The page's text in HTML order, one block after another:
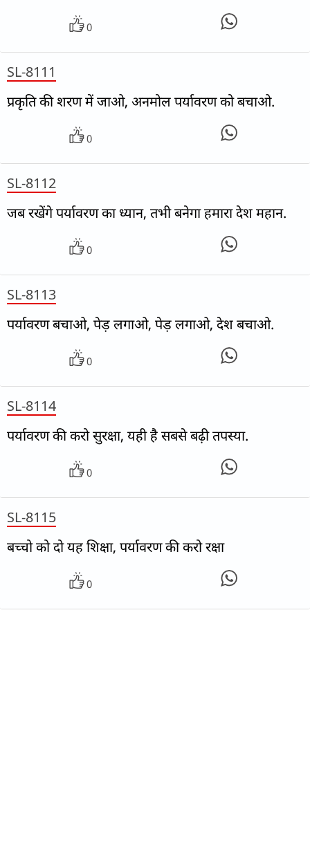
0
SL-8111
प्रकृति की शरण में जाओ, अनमोल पर्यावरण को बचाओ.
0
SL-8112
जब रखेंगे पर्यावरण का ध्यान, तभी बनेगा हमारा देश महान.
0
SL-8113
पर्यावरण बचाओ, पेड़ लगाओ, पेड़ लगाओ, देश बचाओ.
0
SL-8114
पर्यावरण की करो सुरक्षा, यही है सबसे बढ़ी तपस्या.
0
SL-8115
बच्चो को दो यह शिक्षा, पर्यावरण की करो रक्षा
0